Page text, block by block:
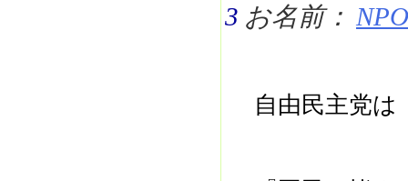
3 お名前：
自由民主党は